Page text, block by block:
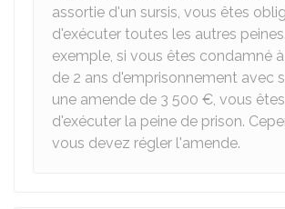
assortie d'un sursis, vous êtes
d'exécuter toutes les autres
exemple, si vous êtes condamné
de 2 ans d'emprisonnement avec
une amende de 3 500 €, vous
d'exécuter la peine de prison.
vous devez régler l'amende.